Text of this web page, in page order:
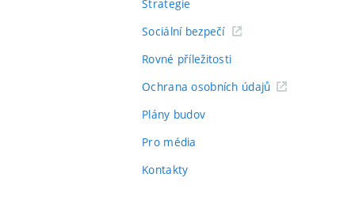
Strategie
Sociální bezpečí
Rovné příležitosti
Ochrana osobních údajů
Plány budov
Pro média
Kontakty